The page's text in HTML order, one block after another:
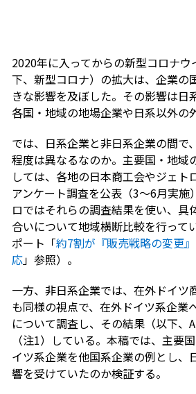
2020年に入ってからの新型コロナ
下、新型コロナ）の拡大は、企業の
きな影響を及ぼした。その影響は日
各国・地域の地場企業や日系以外の
では、日系企業と非日系企業の間で
程度は異なるなのか。主要国・地域
しては、各地の日本商工会やジェト
アンケート調査を公表（3～6月実施
ロではそれらの調査結果を使い、具
合いについて地域横断比較を行って
ポート「約7割が『販売戦略の変更
応」参照）。
一方、非日系企業では、在外ドイツ
も同様の視点で、在外ドイツ系企業
について調査し、その結果（以下、
（注1）している。本稿では、主要
イツ系企業を他国系企業の例とし、
響を受けていたのか検証する。